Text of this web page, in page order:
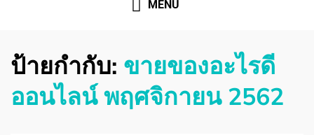
MENU
ป้ายกำกับ: ขายของอะไรดี
ออนไลน์ พฤศจิกายน 2562